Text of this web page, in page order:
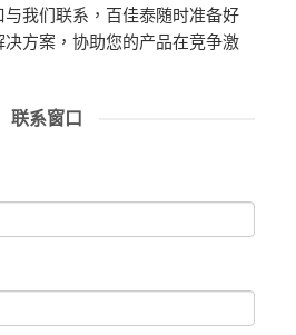
我们联系，百佳泰随时准备好
方案，协助您的产品在竞争激
联系窗口